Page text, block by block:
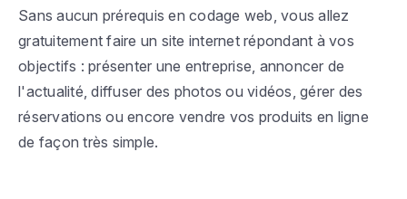
Sans aucun prérequis en codage web, vous allez
gratuitement faire un site internet répondant à vos
objectifs : présenter une entreprise, annoncer de
l'actualité, diffuser des photos ou vidéos, gérer des
réservations ou encore vendre vos produits en ligne
de façon très simple.